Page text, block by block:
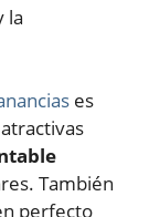
la
es
También
perfecto